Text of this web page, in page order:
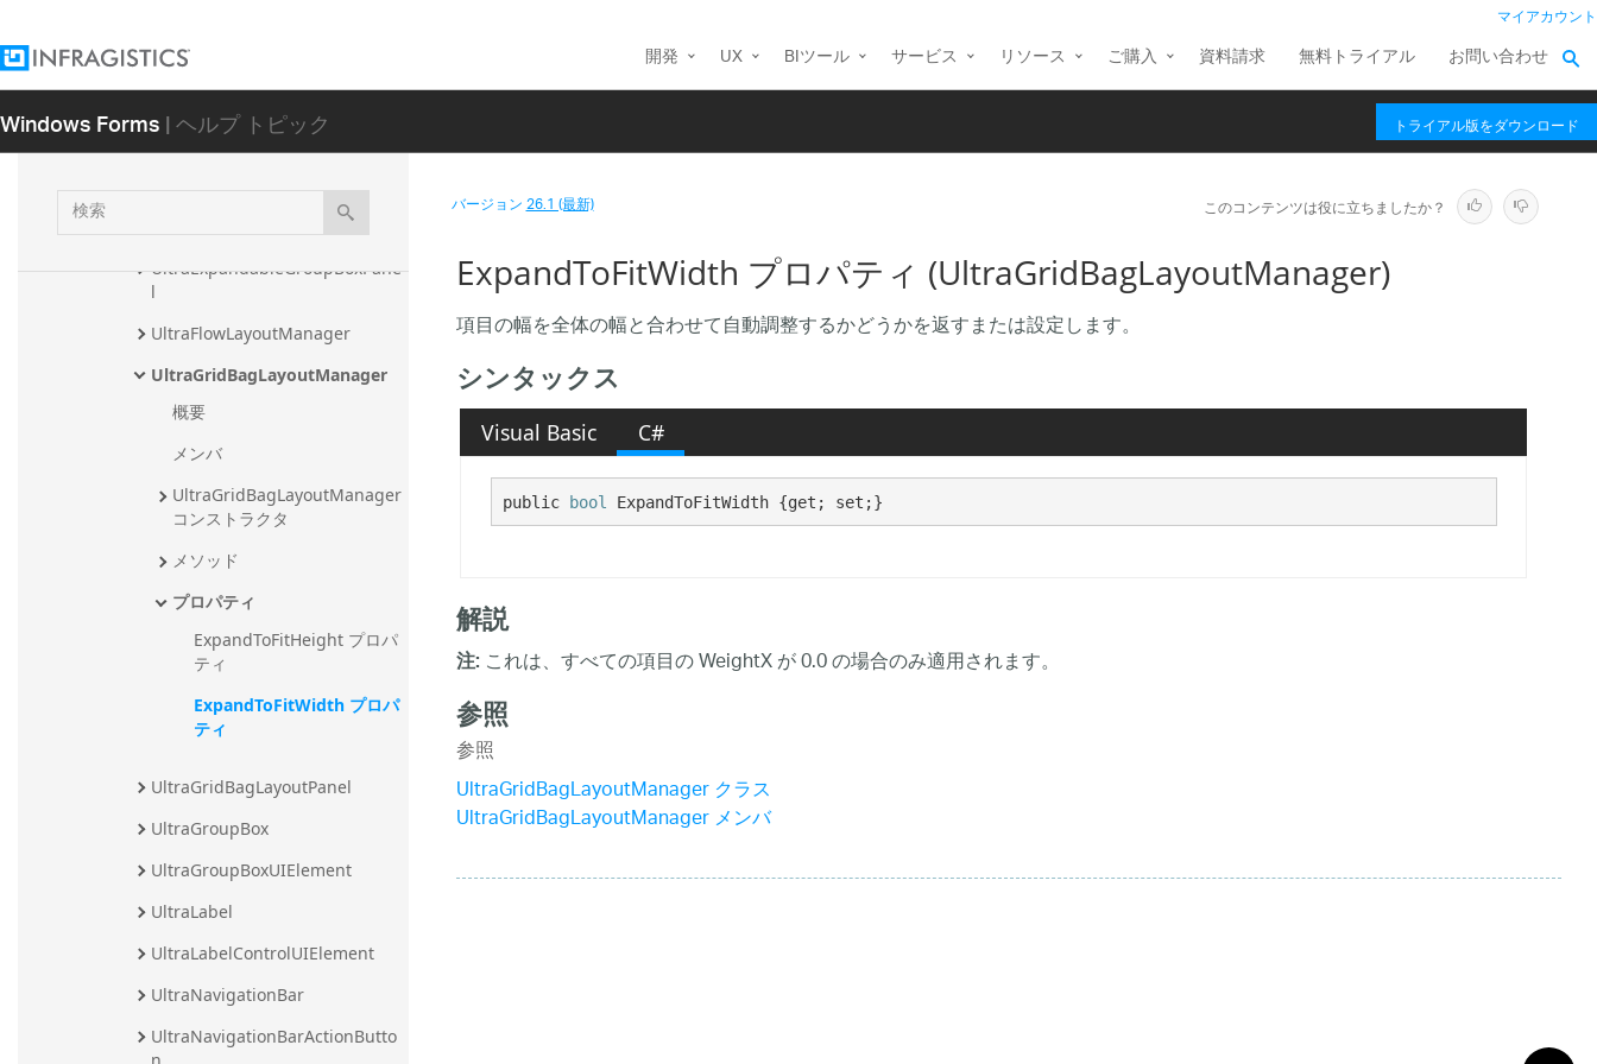
マイアカウント
開発 UX BIツール サービス リソース ご購入 資料請求 無料トライアル お問い合わせ
Windows Forms| ヘルプ トピック トライアル版をダウンロード
検
索
UltraDesktopAlertWindowUIEle
UltraExpandableGroupBox
UltraExpandableGroupBoxPane
l
UltraFlowLayoutManager
UltraGridBagLayoutManager
概要
メンバ
UltraGridBagLayoutManager
コンストラクタ
メソッド
プロパティ
ExpandToFitHeight プロパ
ティ
ExpandToFitWidth プロパ
ティ
UltraGridBagLayoutPanel
UltraGroupBox
UltraGroupBoxUIElement
UltraLabel
UltraLabelControlUIElement
UltraNavigationBar
UltraNavigationBarActionButto
バージョン26.1 (最新) このコンテンツは役に立ちましたか？
ExpandToFitWidth プロパティ (UltraGridBagLayoutManager)
項目の幅を全体の幅と合わせて自動調整するかどうかを返すまたは設定します。
シンタックス
Visual Basic C#
public bool ExpandToFitWidth {get; set;}
解説
注: これは、すべての項目の WeightX が 0.0 の場合のみ適用されます。
参照
参照
UltraGridBagLayoutManager クラス
UltraGridBagLayoutManager メンバ